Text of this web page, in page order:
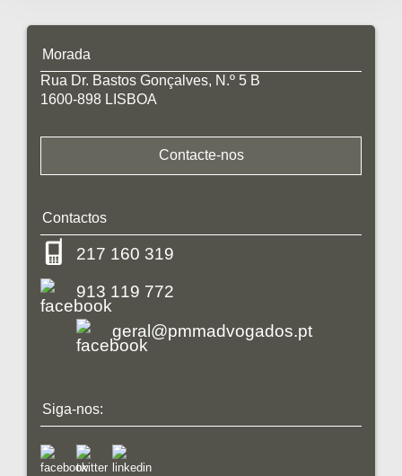
Morada
Rua Dr. Bastos Gonçalves, N.º 5 B
1600-898 LISBOA
Contacte-nos
Contactos
217 160 319
913 119 772
geral@pmmadvogados.pt
Siga-nos: